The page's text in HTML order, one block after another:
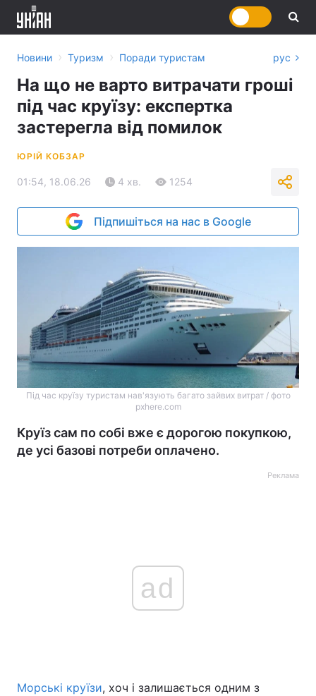
Головна Війна
Новини › Туризм › Поради туристам рус
На що не варто витрачати гроші
під час круїзу: експертка
застерегла від помилок
ЮРІЙ КОБЗАР
01:54, 18.06.26 4 хв. 1254
Підпишіться на нас в Google
Під час круїзу туристам нав'язують багато зайвих витрат / фото
pxhere.com
Круїз сам по собі вже є дорогою покупкою,
де усі базові потреби оплачено.
Реклама
ad
Морські круїзи, хоч і залишається одним з